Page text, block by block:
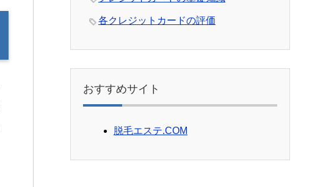
各クレジットカードの評価
おすすめサイト
脱毛エステ.COM